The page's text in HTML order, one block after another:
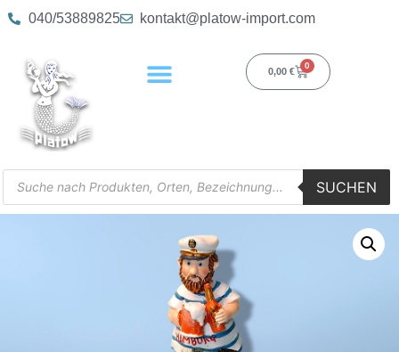
040/53889825 kontakt@platow-import.com
0,00 €
0
SUCHEN